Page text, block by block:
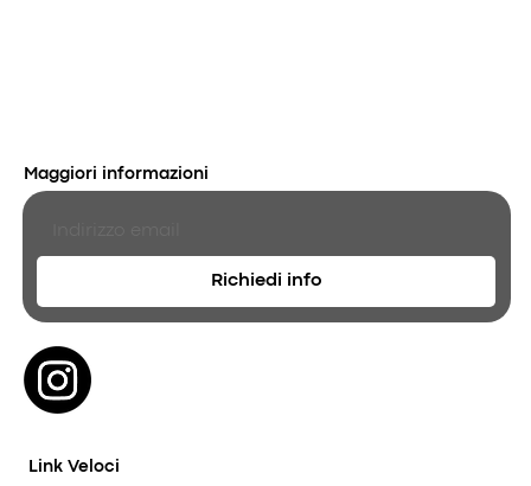
Link Veloci
Maggiori informazioni
Richiedi info